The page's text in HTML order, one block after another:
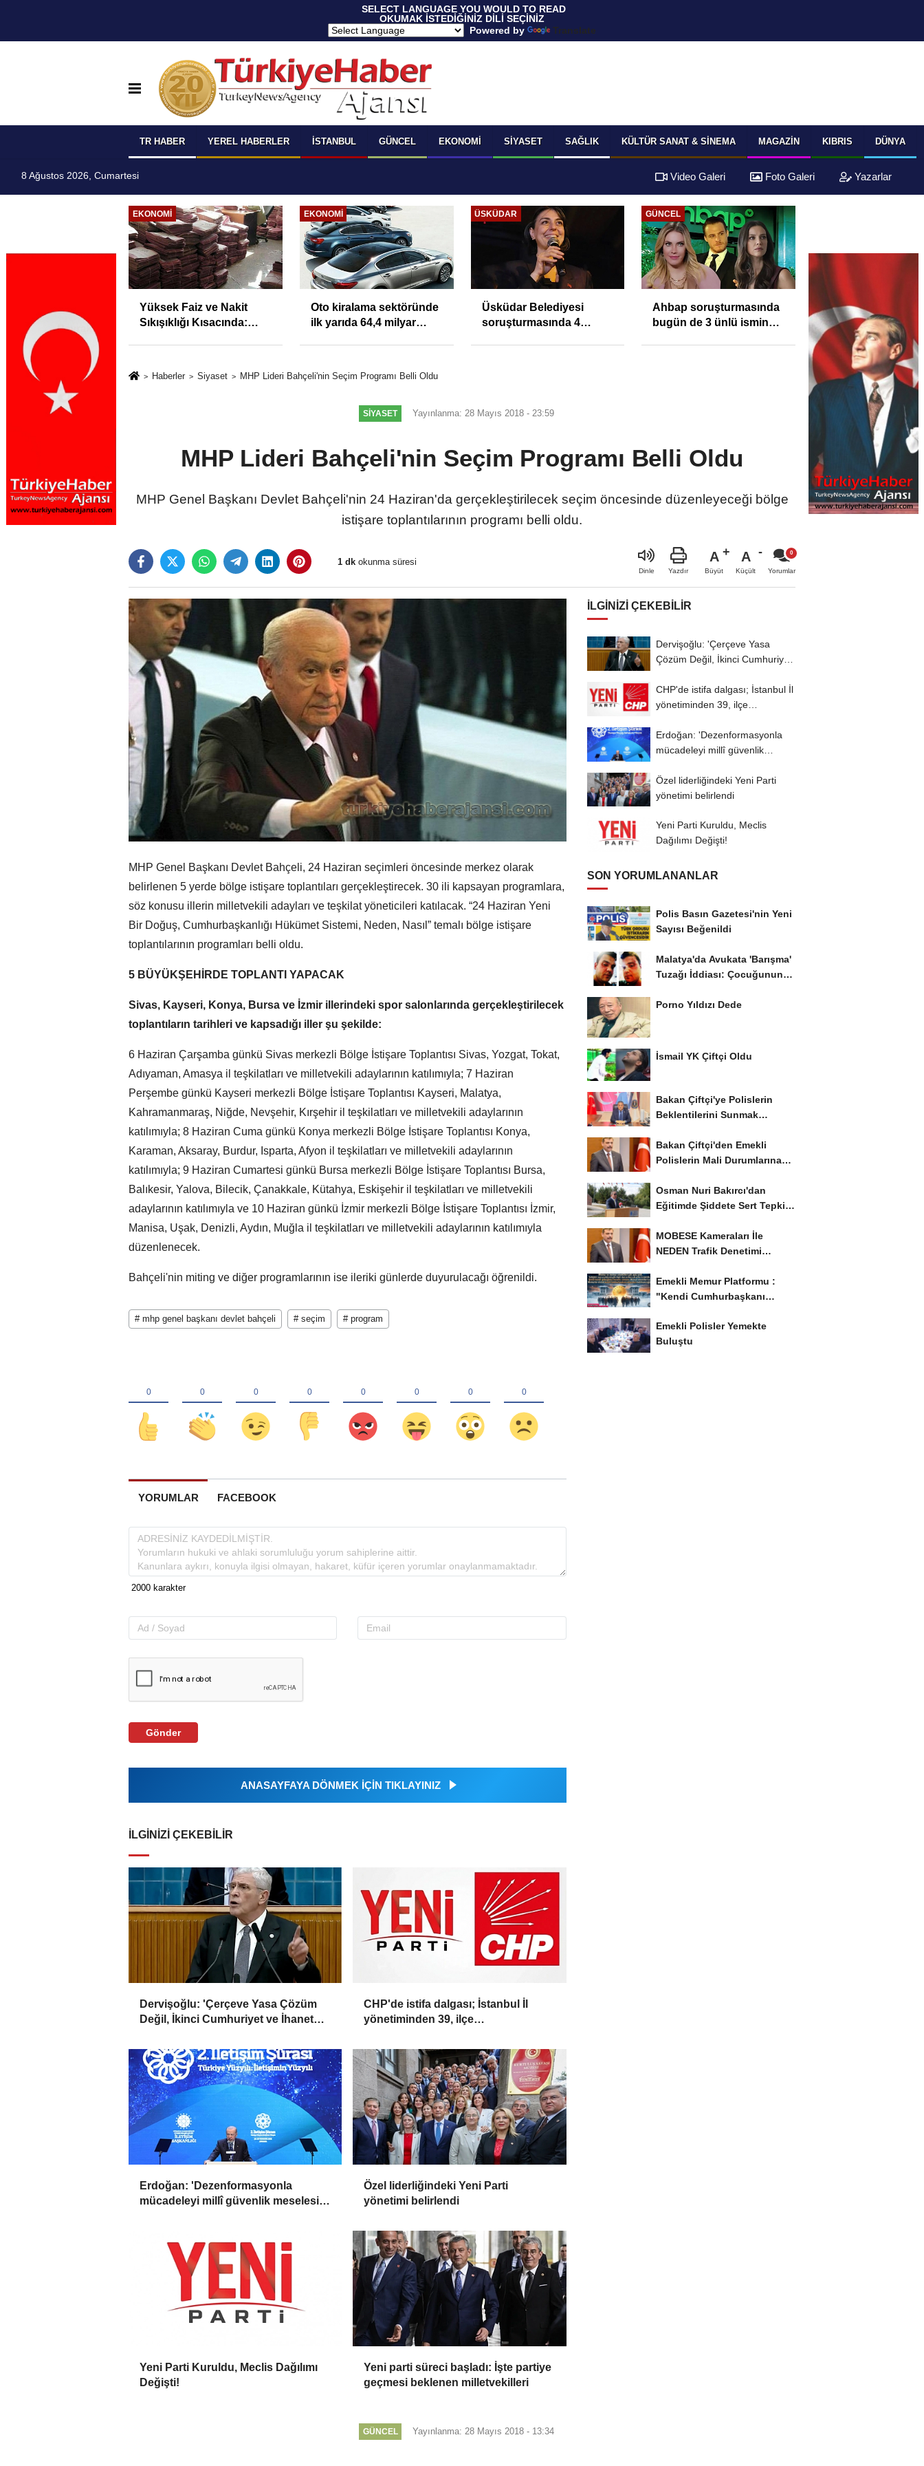
SELECT LANGUAGE YOU WOULD TO READ
OKUMAK İSTEDİĞİNİZ DİLİ SEÇİNİZ
Powered by
Translate
TR HABER YEREL HABERLER İSTANBUL GÜNCEL EKONOMI SIYASET SAĞLIK KÜLTÜR SANAT & SINEMA MAGAZIN KIBRIS DÜNYA
8 Ağustos 2026, Cumartesi Video Galeri Foto Galeri Yazarlar
EĞITIM
ETSO ve İSO Arasında
İstihdam Odaklı Mesleki
SIYASET
Dervişoğlu: 'Çerçeve
Yasa Çözüm Değil, İkinci
GÜNCEL
Araçtan izmarit ve çöp
atanlara uyarı: Trafiğin
EKONOMI
TÜİK Temmuz
enflasyonunu %31,75;
Yüksek Faiz ve
Sıkışıklığı
Reel Sektörde
Konkordato
Haberler Siyaset MHP Lideri Bahçeli'nin Seçim Programı Belli Oldu
SIYASET Yayınlanma: 28 Mayıs 2018 - 23:59
MHP Lideri Bahçeli'nin Seçim Programı Belli Oldu
MHP Genel Başkanı Devlet Bahçeli'nin 24 Haziran'da gerçekleştirilecek seçim öncesinde düzenleyeceği bölge
istişare toplantılarının programı belli oldu.
1 dk okunma süresi
Dinle Yazdır
A
Büyüt
A
Küçült Yorumlar
MHP Genel Başkanı Devlet Bahçeli, 24 Haziran seçimleri öncesinde merkez olarak
belirlenen 5 yerde bölge istişare toplantıları gerçekleştirecek. 30 ili kapsayan programlara,
söz konusu illerin milletvekili adayları ve teşkilat yöneticileri katılacak. “24 Haziran Yeni
Bir Doğuş, Cumhurbaşkanlığı Hükümet Sistemi, Neden, Nasıl” temalı bölge istişare
toplantılarının programları belli oldu.
5 BÜYÜKŞEHİRDE TOPLANTI YAPACAK
Sivas, Kayseri, Konya, Bursa ve İzmir illerindeki spor salonlarında gerçekleştirilecek
toplantıların tarihleri ve kapsadığı iller şu şekilde:
6 Haziran Çarşamba günkü Sivas merkezli Bölge İstişare Toplantısı Sivas, Yozgat, Tokat,
Adıyaman, Amasya il teşkilatları ve milletvekili adaylarının katılımıyla; 7 Haziran
Perşembe günkü Kayseri merkezli Bölge İstişare Toplantısı Kayseri, Malatya,
Kahramanmaraş, Niğde, Nevşehir, Kırşehir il teşkilatları ve milletvekili adaylarının
katılımıyla; 8 Haziran Cuma günkü Konya merkezli Bölge İstişare Toplantısı Konya,
Karaman, Aksaray, Burdur, Isparta, Afyon il teşkilatları ve milletvekili adaylarının
katılımıyla; 9 Haziran Cumartesi günkü Bursa merkezli Bölge İstişare Toplantısı Bursa,
Balıkesir, Yalova, Bilecik, Çanakkale, Kütahya, Eskişehir il teşkilatları ve milletvekili
adaylarının katılımıyla ve 10 Haziran günkü İzmir merkezli Bölge İstişare Toplantısı İzmir,
Manisa, Uşak, Denizli, Aydın, Muğla il teşkilatları ve milletvekili adaylarının katılımıyla
düzenlenecek.
Bahçeli'nin miting ve diğer programlarının ise ileriki günlerde duyurulacağı öğrenildi.
# mhp genel başkanı devlet bahçeli # seçim # program
YORUMLAR FACEBOOK
Gönder
ANASAYFAYA DÖNMEK İÇİN TIKLAYINIZ
İLGINIZI ÇEKEBILIR
Dervişoğlu: 'Çerçeve Yasa Çözüm
Değil, İkinci Cumhuriyet ve İhanet
CHP'de istifa dalgası; İstanbul İl
yönetiminden 39, ilçe
Erdoğan: 'Dezenformasyonla
mücadeleyi millî güvenlik meselesi
Özel liderliğindeki Yeni Parti
yönetimi belirlendi
Yeni Parti Kuruldu, Meclis Dağılımı
Değişti!
Yeni parti süreci başladı: İşte partiye
geçmesi beklenen milletvekilleri
İLGINIZI ÇEKEBILIR
Dervişoğlu: 'Çerçeve Yasa
Çözüm Değil, İkinci Cumhuriyet
CHP'de istifa dalgası; İstanbul İl
yönetiminden 39, ilçe
Erdoğan: 'Dezenformasyonla
mücadeleyi millî güvenlik
Özel liderliğindeki Yeni Parti
yönetimi belirlendi
Yeni Parti Kuruldu, Meclis
Dağılımı Değişti!
SON YORUMLANANLAR
Polis Basın Gazetesi'nin Yeni
Sayısı Beğenildi
Malatya'da Avukata 'Barışma'
Tuzağı İddiası: Çocuğunun
Porno Yıldızı Dede
İsmail YK Çiftçi Oldu
Bakan Çiftçi'ye Polislerin
Beklentilerini Sunmak
Bakan Çiftçi'den Emekli
Polislerin Mali Durumlarına
Osman Nuri Bakırcı'dan
Eğitimde Şiddete Sert Tepki:
MOBESE Kameraları İle
NEDEN Trafik Denetimi
Emekli Memur Platformu :
"Kendi Cumhurbaşkanı
Emekli Polisler Yemekte
Buluştu
GÜNCEL Yayınlanma: 28 Mayıs 2018 - 13:34